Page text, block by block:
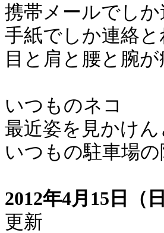
携帯メールでし
手紙でしか連絡
目と肩と腰と腕
いつものネコ
最近姿を見かけ
いつもの駐車場
2012年4月15日（日
更新